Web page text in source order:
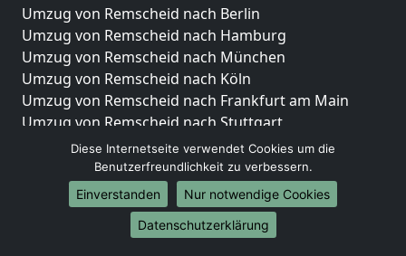
Umzug von Remscheid nach Berlin
Umzug von Remscheid nach Hamburg
Umzug von Remscheid nach München
Umzug von Remscheid nach Köln
Umzug von Remscheid nach Frankfurt am Main
Umzug von Remscheid nach Stuttgart
Umzug von Remscheid nach Düsseldorf
Umzug von Remscheid nach Leipzig
Umzug von Remscheid nach Dortmund
Umzug von Remscheid nach Essen
Umzug von Remscheid nach Bremen
Diese Internetseite verwendet Cookies um die
Benutzerfreundlichkeit zu verbessern.
Einverstanden
Nur notwendige Cookies
Datenschutzerklärung